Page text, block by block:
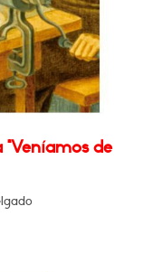
"Veníamos de